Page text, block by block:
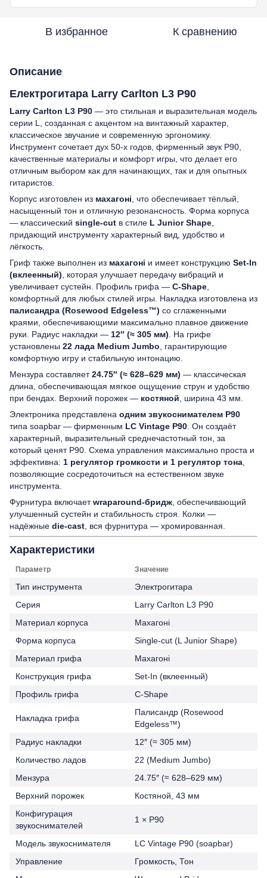
В избранное К сравнению
Описание
Електрогитара Larry Carlton L3 P90
Larry Carlton L3 P90 — это стильная и выразительная модель
серии L, созданная с акцентом на винтажный характер,
классическое звучание и современную эргономику.
Инструмент сочетает дух 50-х годов, фирменный звук P90,
качественные материалы и комфорт игры, что делает его
отличным выбором как для начинающих, так и для опытных
гитаристов.
Корпус изготовлен из махагоні , что обеспечивает тёплый,
насыщенный тон и отличную резонансность. Форма корпуса
— классический single-cut в стиле L Junior Shape
придающий инструменту характерный вид, удобство и
лёгкость.
Гриф также выполнен из махагоні и имеет конструкцию Set-In
(вклеенный) , которая улучшает передачу вибраций и
увеличивает сустейн. Профиль грифа — C-Shape
комфортный для любых стилей игры. Накладка изготовлена из
палисандра (Rosewood Edgeless™) со сглаженными
краями, обеспечивающими максимально плавное движение
руки. Радиус накладки — 12″ (≈ 305 мм) . На грифе
установлены 22 лада Medium Jumbo , гарантирующие
комфортную игру и стабильную интонацию.
Мензура составляет24.75″ (≈ 628–629 мм) — классическая
длина, обеспечивающая мягкое ощущение струн и удобство
при бендах. Верхний порожек — костяной , ширина 43 мм.
Электроника представлена одним звукоснимателем P90
типа soapbar — фирменным LC Vintage P90 . Он создаёт
характерный, выразительный среднечастотный тон, за
который ценят P90. Схема управления максимально проста и
эффективна: 1 регулятор громкости и 1 регулятор тона
позволяющие сосредоточиться на естественном звуке
инструмента.
Фурнитура включаетwraparound-бридж , обеспечивающий
улучшенный сустейн и стабильность строя. Колки —
надёжные die-cast , вся фурнитура — хромированная.
Характеристики
Параметр Значение
Тип инструмента
Электрогитара
Серия
Larry Carlton L3 P90
Материал корпуса
Махагоні
Форма корпуса
Single-cut (L Junior Shape)
Материал грифа
Махагоні
Конструкция грифа
Set-In (вклеенный)
Профиль грифа
C-Shape
Накладка грифа
Палисандр (Rosewood
Edgeless™)
Радиус накладки
12″ (≈ 305 мм)
Количество ладов
22 (Medium Jumbo)
Мензура
24.75″ (≈ 628–629 мм)
Верхний порожек
Костяной, 43 мм
Конфигурация
звукоснимателей
1 × P90
Модель звукоснимателя
LC Vintage P90 (soapbar)
Управление
Громкость, Тон